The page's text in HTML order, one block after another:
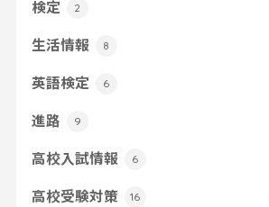
検定 2
生活情報 8
英語検定 6
進路 9
高校入試情報 6
高校受験対策 16